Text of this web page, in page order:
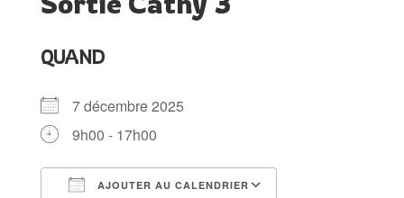
QUAND
7 décembre 2025
9h00 - 17h00
AJOUTER AU CALENDRIER